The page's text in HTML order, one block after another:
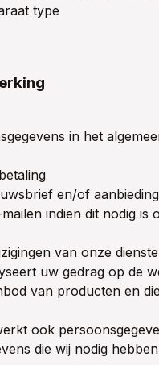
type
in het
en/of
indien dit nodig is
van onze
uw gedrag op de
van producten en
ook
die wij nodig